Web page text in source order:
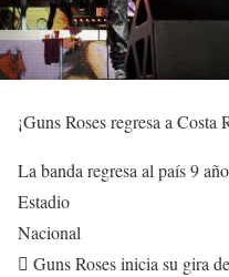
¡Guns Roses regresa a Costa
La banda regresa al país 9
Estadio
Nacional
 Guns Roses inicia su gira